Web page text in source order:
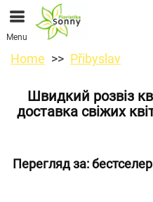
Menu
Home Přibyslav
Швидкий розвіз
доставка свіжих
Перегляд за: